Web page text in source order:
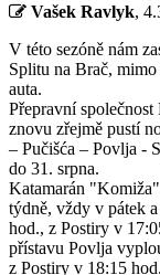
Vašek Ravlyk,
V této sezóně nám
Splitu na Brač,
auta.
Přepravní
znovu zřejmě pustí
– Pučišća – Povlja -
do 31. srpna.
Katamarán
týdně, vždy v pátek
hod., z Postiry v
přístavu Povlja
z Postiry v 18:15